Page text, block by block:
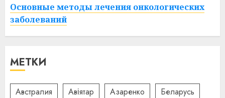
Основные методы лечения онкологических
заболеваний
МЕТКИ
Австралия Авіятар Азаренко
Беларусь